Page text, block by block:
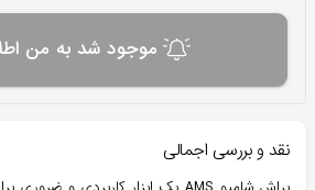
موجود شد به من
نقد و بررسی اجمالی